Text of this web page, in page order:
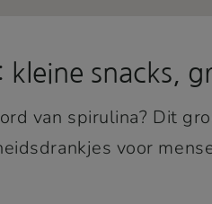
: kleine snacks,
van spirulina? Dit
voor